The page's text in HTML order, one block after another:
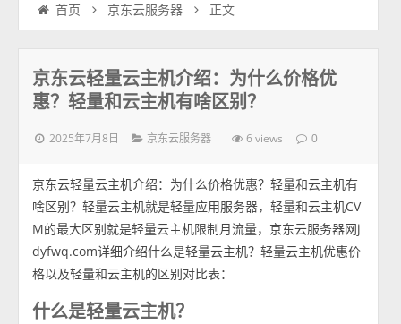
首页 京东云服务器 正文
京东云轻量云主机介绍：为什么价格优
惠？轻量和云主机有啥区别？
2025年7月8日 京东云服务器 6 views 0
京东云轻量云主机介绍：为什么价格优惠？轻量和云主机有
啥区别？轻量云主机就是轻量应用服务器，轻量和云主机CV
M的最大区别就是轻量云主机限制月流量，京东云服务器网j
dyfwq.com详细介绍什么是轻量云主机？轻量云主机优惠价
格以及轻量和云主机的区别对比表：
什么是轻量云主机？